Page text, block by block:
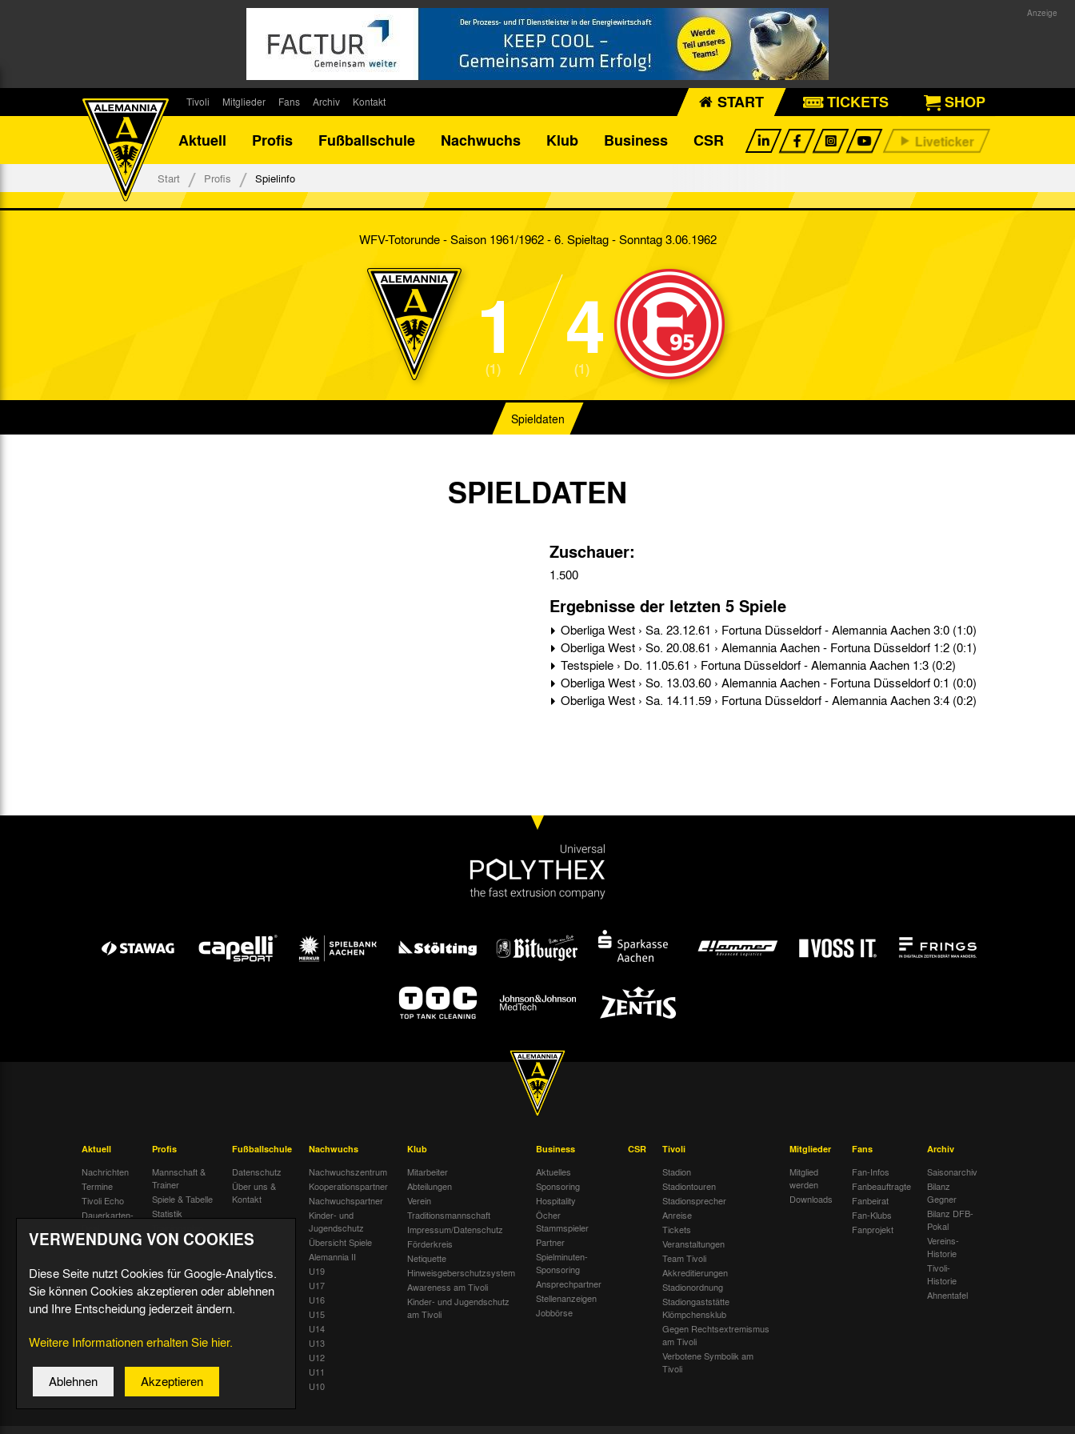
Tivoli
Stadionsprecher
Mitglieder
Kontakt
Fans
Fanbeirat
Fan-Klubs
Archiv
Ahnentafel
Kontakt START TICKETS
SHOP
Aktuell
Profis Fußballschule Nachwuchs Klub Business CSR
Start Profis Spielinfo
WFV-Totorunde - Saison 1961/1962 - 6. Spieltag- Sonntag 3.06.1962
1
(1) 4
(1)
Spieldaten
SPIELDATEN
Zuschauer:
1.500
Ergebnisse der letzten 5 Spiele
Oberliga West › Sa. 23.12.61 › Fortuna Düsseldorf - Alemannia Aachen 3:0 (1:0)
Oberliga West › So. 20.08.61 › Alemannia Aachen - Fortuna Düsseldorf 1:2 (0:1)
Testspiele › Do. 11.05.61 › Fortuna Düsseldorf - Alemannia Aachen 1:3 (0:2)
Oberliga West › So. 13.03.60 › Alemannia Aachen - Fortuna Düsseldorf 0:1 (0:0)
Oberliga West › Sa. 14.11.59 › Fortuna Düsseldorf - Alemannia Aachen 3:4 (0:2)
Aktuell
Nachrichten
Termine
Tivoli Echo
Dauerkarten-
Radiostream
Profis
Mannschaft &
Trainer
Spiele & Tabelle
Statistik
Geburtstage
Fußballschule
Datenschutz
Über uns &
Kontakt
Nachwuchs
Nachwuchszentrum
Kooperationspartner
Nachwuchspartner
Kinder- und
Jugendschutz
Übersicht Spiele
Alemannia II
U19
U17
U16
U15
U14
U13
U12
U11
U10
Klub
Mitarbeiter
Abteilungen
Verein
Traditionsmannschaft
Impressum/Datenschutz
Förderkreis
Netiquette
Hinweisgeberschutzsystem
Awareness am Tivoli
Kinder- und Jugendschutz
am Tivoli
Business
Aktuelles
Sponsoring
Hospitality
Öcher
Stammspieler
Partner
Spielminuten-
Sponsoring
Ansprechpartner
Stellenanzeigen
Jobbörse
CSR
Tivoli
Stadion
Stadiontouren
Stadionsprecher
Anreise
Tickets
Veranstaltungen
Team Tivoli
Akkreditierungen
Stadionordnung
Stadiongaststätte
Klömpchensklub
Gegen Rechtsextremismus
am Tivoli
Verbotene Symbolik am
Tivoli
Mitglieder
Mitglied
werden
Downloads
Fans
Fan-Infos
Fanbeauftragte
Fanbeirat
Fan-Klubs
Fanprojekt
Archiv
Saisonarchiv
Bilanz
Gegner
Bilanz DFB-
Pokal
Vereins-
Historie
Tivoli-
Historie
Ahnentafel
VERWENDUNG VON COOKIES
Diese Seite nutzt Cookies für Google-Analytics.
Sie können Cookies akzeptieren oder ablehnen
und Ihre Entscheidung jederzeit ändern.
Weitere Informationen erhalten Sie hier.
Ablehnen Akzeptieren